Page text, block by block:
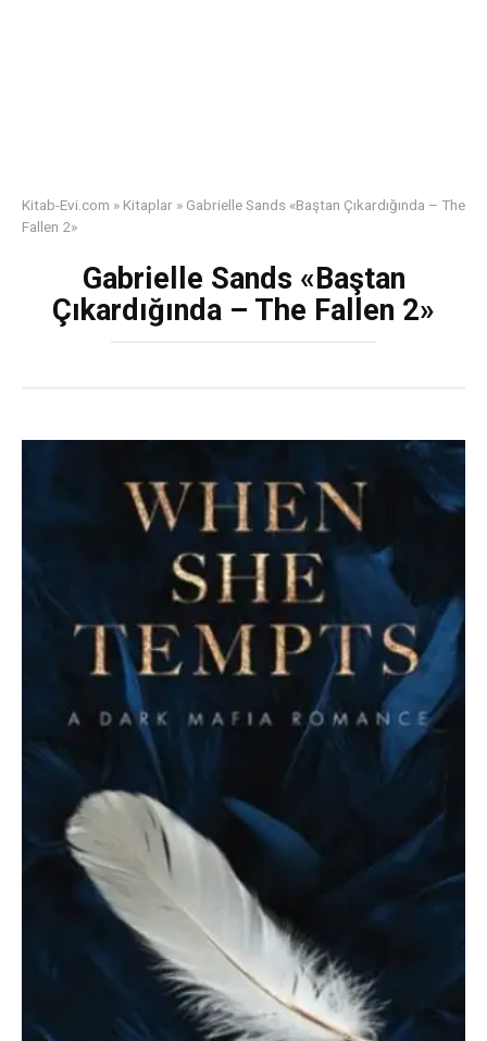
Kitab-Evi.com » Kitaplar » Gabrielle Sands «Baştan Çıkardığında – The
Fallen 2»
Gabrielle Sands «Baştan
Çıkardığında – The Fallen 2»